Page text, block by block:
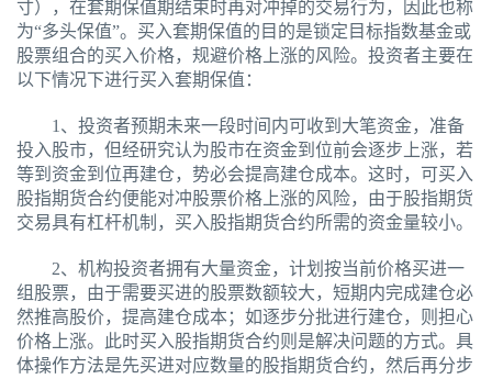
寸），在套期保值期结束时再对冲掉的交易行为，因此也称
为“多头保值”。买入套期保值的目的是锁定目标指数基金或
股票组合的买入价格，规避价格上涨的风险。投资者主要在
以下情况下进行买入套期保值：
1、投资者预期未来一段时间内可收到大笔资金，准备
投入股市，但经研究认为股市在资金到位前会逐步上涨，若
等到资金到位再建仓，势必会提高建仓成本。这时，可买入
股指期货合约便能对冲股票价格上涨的风险，由于股指期货
交易具有杠杆机制，买入股指期货合约所需的资金量较小。
2、机构投资者拥有大量资金，计划按当前价格买进一
组股票，由于需要买进的股票数额较大，短期内完成建仓必
然推高股价，提高建仓成本；如逐步分批进行建仓，则担心
价格上涨。此时买入股指期货合约则是解决问题的方式。具
体操作方法是先买进对应数量的股指期货合约，然后再分步